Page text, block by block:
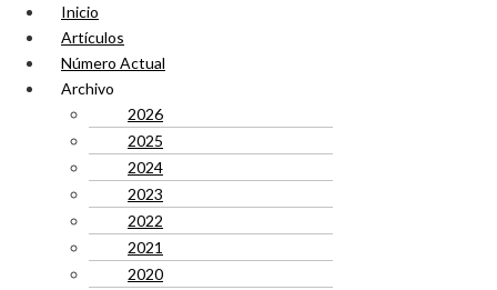
Inicio
Artículos
Número Actual
Archivo
2026
2025
2024
2023
2022
2021
2020